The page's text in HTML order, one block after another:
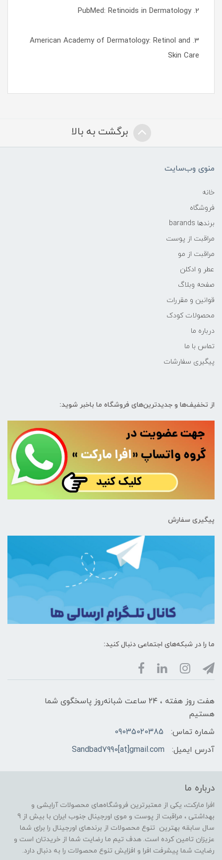
2. PubMed: Retinoids in Dermatology
3. American Academy of Dermatology: Retinol and
Skin Care
برگشت به بالا
منوی وب‌سایت
خانه
فروشگاه
برندها barands
مراقبت از پوست
مراقبت از مو
عطر و ادکلن
صفحه وبلاگ
قوانین و مقررات
محصولات کودک
درباره ما
تماس با ما
پیگیری سفارشات
از تخفیف‌ها و جدیدترین‌های فروشگاه ما باخبر شوید:
پیگیری سفارش
ما را در شبکه‌های اجتماعی دنبال کنید:
هفت روز هفته ، ۲۴ ساعت شبانه‌روز پاسخگوی شما
هستیم
شماره تماس:
09035020385
آدرس ایمیل:
Sandbad7990[at]gmail.com
درباره ما
افرا مارکت، یکی از معتبرترین فروشگاه‌های محصولات آرایشی و
بهداشتی ، مراقبت از پوست و موی اورجینال جنوب ایران با بیش از 9
سال سابقه بهترین تنوع محصولات از برندهای اورجینال را برای شما
عزیزان تامین کرده است. هدف تیم ما رضایت شما از خریدتان است و
رضایت شما پیشرفت افرا و افزایش تنوع محصولات را به دنبال دارد.